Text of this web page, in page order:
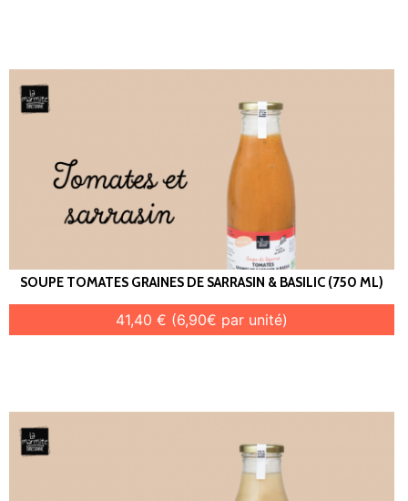
SOUPE TOMATES GRAINES DE SARRASIN & BASILIC (750 ML)
41,40 € (6,90€ par unité)